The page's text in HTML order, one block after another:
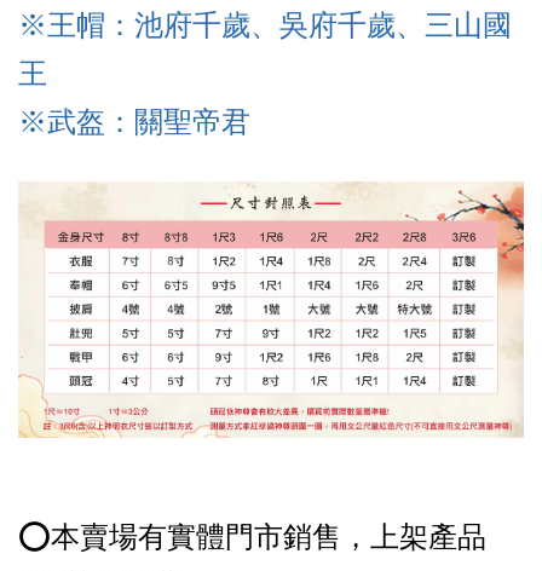
※王帽：池府千歲、吳府千歲、三山國
王
※武盔 ：關聖帝君
⭕️本賣場有實體門市銷售，上架產品